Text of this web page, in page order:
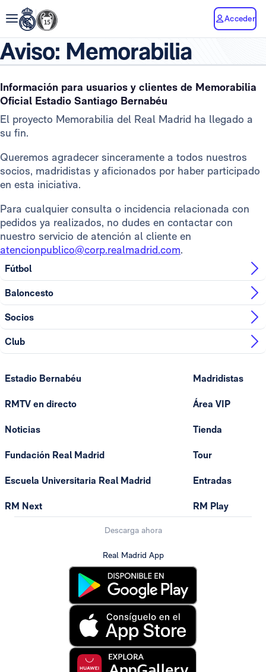
Acceder
Aviso: Memorabilia
Información para usuarios y clientes de Memorabilia
Oficial Estadio Santiago Bernabéu
El proyecto Memorabilia del Real Madrid ha llegado a
su fin.
Queremos agradecer sinceramente a todos nuestros
socios, madridistas y aficionados por haber participado
en esta iniciativa.
Para cualquier consulta o incidencia relacionada con
pedidos ya realizados, no dudes en contactar con
nuestro servicio de atención al cliente en
atencionpublico@corp.realmadrid.com.
Fútbol
Baloncesto
Socios
Club
Estadio Bernabéu
RMTV en directo
Noticias
Fundación Real Madrid
Escuela Universitaria Real Madrid
RM Next
Madridistas
Área VIP
Tienda
Tour
Entradas
RM Play
Descarga ahora
Real Madrid App